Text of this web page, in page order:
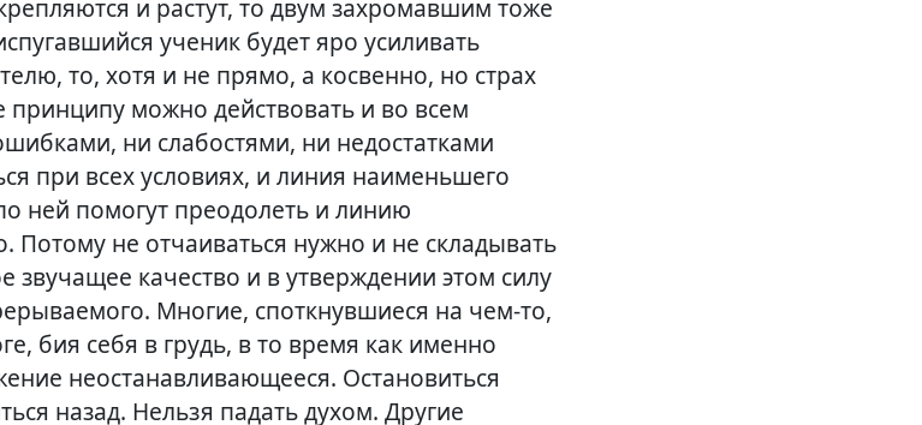
и растут, то двум захромавшим тоже
ученик будет яро усиливать
то, хотя и не прямо, а косвенно, но страх
можно действовать и во всем
ни слабостями, ни недостатками
при всех условиях, и линия наименьшего
ней помогут преодолеть и линию
Потому не отчаиваться нужно и не складывать
звучащее качество и в утверждении этом силу
Многие, споткнувшиеся на чем-то,
бия себя в грудь, в то время как именно
неостанавливающееся. Остановиться
назад. Нельзя падать духом. Другие